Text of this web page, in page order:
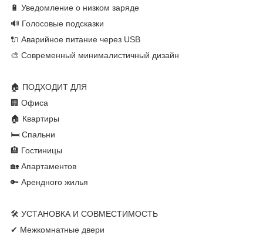
🔋 Уведомление о низком заряде
🔊 Голосовые подсказки
🔌 Аварийное питание через USB
🎨 Современный минималистичный дизайн
🏠 ПОДХОДИТ ДЛЯ
🏢 Офиса
🏠 Квартиры
🛏 Спальни
🏨 Гостиницы
🏡 Апартаментов
🔑 Арендного жилья
🛠 УСТАНОВКА И СОВМЕСТИМОСТЬ
✔ Межкомнатные двери